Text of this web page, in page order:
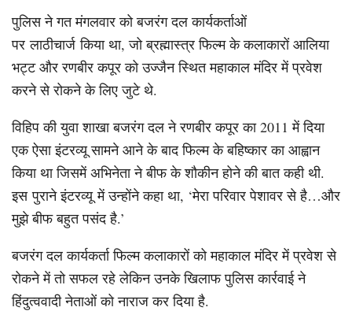
पुलिस ने गत मंगलवार को बजरंग दल कार्यकर्ताओं
पर लाठीचार्ज किया था, जो ब्रह्मास्त्र फिल्म के कलाकारों आलिया
भट्ट और रणबीर कपूर को उज्जैन स्थित महाकाल मंदिर में प्रवेश
करने से रोकने के लिए जुटे थे.
विहिप की युवा शाखा बजरंग दल ने रणबीर कपूर का 2011 में दिया
एक ऐसा इंटरव्यू सामने आने के बाद फिल्म के बहिष्कार का आह्वान
किया था जिसमें अभिनेता ने बीफ के शौकीन होने की बात कही थी.
इस पुराने इंटरव्यू में उन्होंने कहा था, ‘मेरा परिवार पेशावर से है…और
मुझे बीफ बहुत पसंद है.’
बजरंग दल कार्यकर्ता फिल्म कलाकारों को महाकाल मंदिर में प्रवेश से
रोकने में तो सफल रहे लेकिन उनके खिलाफ पुलिस कार्रवाई ने
हिंदुत्ववादी नेताओं को नाराज कर दिया है.